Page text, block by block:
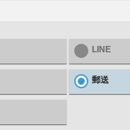
LINE
郵送